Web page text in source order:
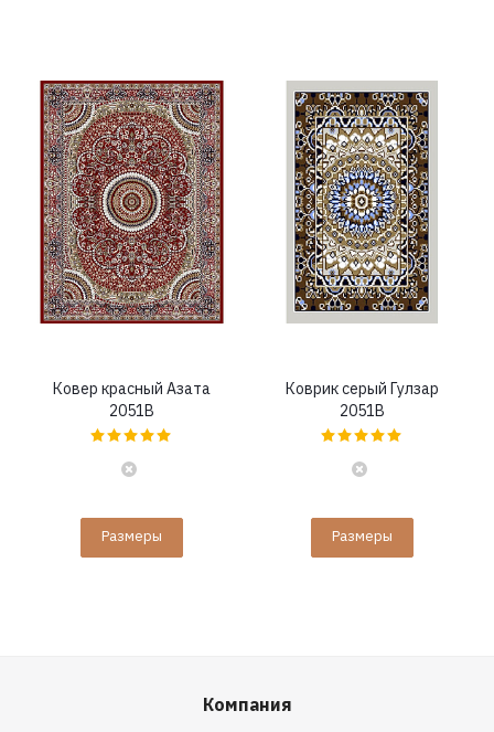
Ковер красный Азата
2051B
Размеры
Коврик серый Гулзар
2051B
Размеры
Компания